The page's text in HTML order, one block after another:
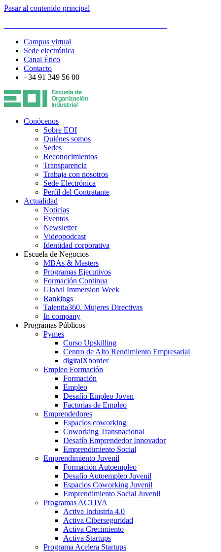
Pasar al contenido principal
Campus virtual
Sede electrónica
Canal Ético
Contacto
+34 91 349 56 00
Conócenos
Sobre EOI
Quiénes somos
Sedes
Reconocimientos
Transparencia
Trabaja con nosotros
Sede Electrónica
Perfil del Contratante
Actualidad
Noticias
Eventos
Newsletter
Videopodcast
Identidad corporativa
Escuela de Negocios
MBAs & Masters
Programas Ejecutivos
Formación Continua
Global Immersion Week
Rankings
Talentia360. Mujeres Directivas
In company
Programas Públicos
Pymes
Curso Upskilling
Centro de Alto Rendimiento Empresarial
digitalXborder
Empleo Formación
Formación
Empleo
Desafío Empleo Joven
Factorías de Empleo
Emprendedores
Espacios coworking
Coworking Transnacional
Desafío Emprendedor Innovador
Emprendimiento Social
Emprendimiento Juvenil
Formación Autoempleo
Desafío Autoempleo Juvenil
Espacios Coworking Juvenil
Emprendimiento Social Juvenil
Programas ACTIVA
Activa Industria 4.0
Activa Ciberseguridad
Activa Crecimiento
Activa Startups
Programa Acelera Startups